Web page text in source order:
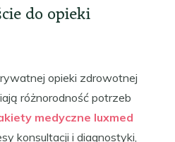
do opieki
opieki zdrowotnej
różnorodność potrzeb
medyczne luxmed
konsultacji i diagnostyki,